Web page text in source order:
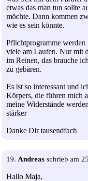
etwas das man tun sollte
möchte. Dann kommen
wie es sein könnte.
Pflichtprogramme werden
viele am Laufen. Nur mit
im Reinen, das brauche
zu gebären.
Es ist so interessant und
Körpers, die führen mich
meine Widerstände
stärker
Danke Dir tausendfach
19. Andreas schrieb am
Hallo Maja,